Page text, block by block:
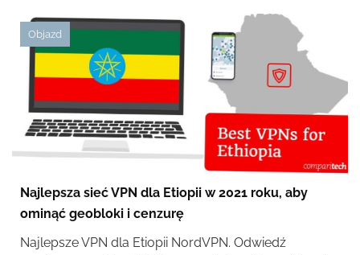
Objazd
Najlepsza sieć VPN dla Etiopii w 2021 roku, aby
ominąć geobloki i cenzurę
Najlepsze VPN dla Etiopii NordVPN. Odwiedź